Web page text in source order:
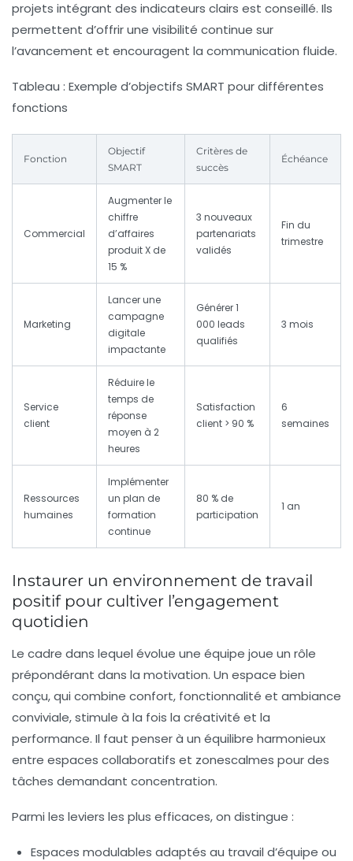
projets intégrant des indicateurs clairs est conseillé. Ils
permettent d’offrir une visibilité continue sur
l’avancement et encouragent la communication fluide.
Tableau : Exemple d’objectifs SMART pour différentes
fonctions
Fonction
Objectif
SMART
Critères de
succès
Échéance
Commercial
Augmenter le
chiffre
d’affaires
produit X de
15 %
3 nouveaux
partenariats
validés
Fin du
trimestre
Marketing
Lancer une
campagne
digitale
impactante
Générer 1
000 leads
qualifiés
3 mois
Service
client
Réduire le
temps de
réponse
moyen à 2
heures
Satisfaction
client > 90 %
6
semaines
Ressources
humaines
Implémenter
un plan de
formation
continue
80 % de
participation
1 an
Instaurer un environnement de travail
positif pour cultiver l’engagement
quotidien
Le cadre dans lequel évolue une équipe joue un rôle
prépondérant dans la motivation. Un espace bien
conçu, qui combine confort, fonctionnalité et ambiance
conviviale, stimule à la fois la créativité et la
performance. Il faut penser à un équilibre harmonieux
entre espaces collaboratifs et zonescalmes pour des
tâches demandant concentration.
Parmi les leviers les plus efficaces, on distingue :
Espaces modulables adaptés au travail d’équipe ou